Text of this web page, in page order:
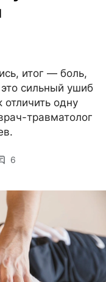
итог — боль,
сильный ушиб
одну
травматолог
6